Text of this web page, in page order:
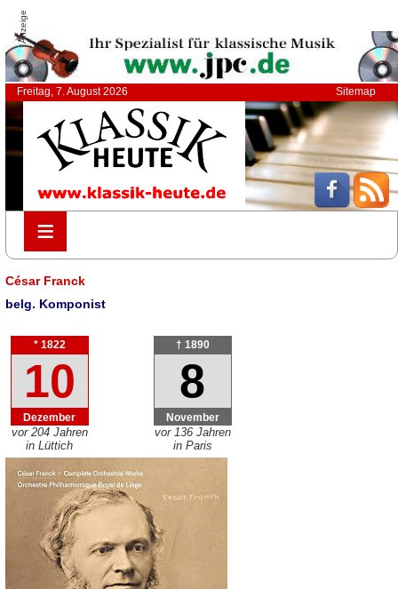
Anzeige
Freitag, 7. August 2026 Sitemap
≡
≡
César Franck
belg. Komponist
* 1822
10
Dezember
vor 204 Jahren
in Lüttich
† 1890
8
November
vor 136 Jahren
in Paris